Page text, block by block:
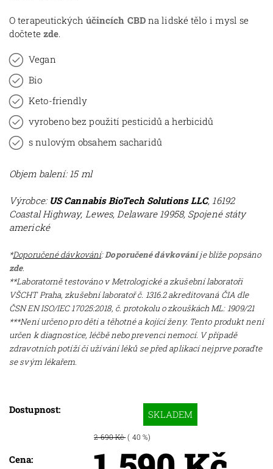
O terapeutických účincích CBDna lidské tělo i mysl se
dočtete zde.
Vegan
Bio
Keto-friendly
vyrobeno bez použití pesticidů a herbicidů
s nulovým obsahem sacharidů
Objem balení: 15 ml
Výrobce: US Cannabis BioTech Solutions LLC, 16192
Coastal Highway, Lewes, Delaware 19958, Spojené státy
americké
*Doporučené dávkování:Doporučené dávkováníje blíže popsáno
zde.
**Laboratorně testováno v Metrologické a zkušební laboratoři
VŠCHT Praha, zkušební laboratoř č. 1316.2 akreditovaná ČIA dle
ČSN EN ISO/IEC 17025:2018, č. protokolu o zkouškách ML: 1909/21
***Není určeno pro děti a těhotné a kojící ženy. Tento produkt není
určen k diagnostice, léčbě nebo prevenci nemocí. V případě
zdravotních potíží či užívání léků se před aplikací nejprve poraďte
se svým lékařem.
Dostupnost: SKLADEM
Cena:
2 690 Kč ( 40 %)